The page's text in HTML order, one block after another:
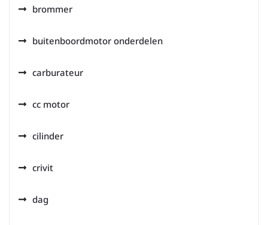
brommer
buitenboordmotor onderdelen
carburateur
cc motor
cilinder
crivit
dag